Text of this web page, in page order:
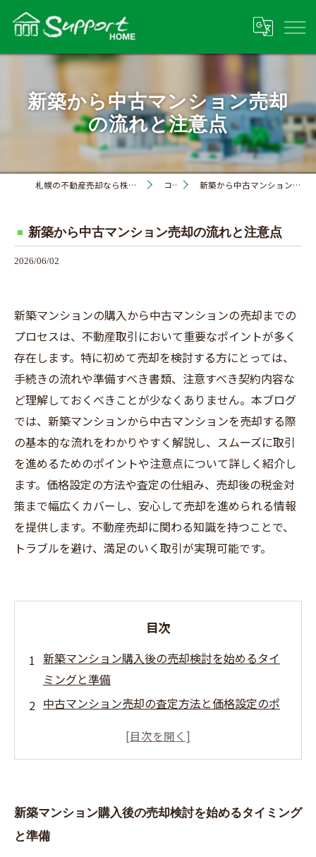
新築から中古マンション売却
の流れと注意点
札幌の不動産売却なら株式会社サポートホーム コラム 新築から中古マンション売却の流れと注意点
新築から中古マンション売却の流れと注意点
2026/06/02
新築マンションの購入から中古マンションの売却までの
プロセスは、不動産取引において重要なポイントが多く
存在します。特に初めて売却を検討する方にとっては、
手続きの流れや準備すべき書類、注意すべき契約内容な
ど理解しておくべきことが少なくありません。本ブログ
では、新築マンションから中古マンションを売却する際
の基本的な流れをわかりやすく解説し、スムーズに取引
を進めるためのポイントや注意点について詳しく紹介し
ます。価格設定の方法や査定の仕組み、売却後の税金対
策まで幅広くカバーし、安心して売却を進められる情報
を提供します。不動産売却に関わる知識を持つことで、
トラブルを避け、満足のいく取引が実現可能です。
目次
新築マンション購入後の売却検討を始めるタイ
ミングと準備
中古マンション売却の査定方法と価格設定のポ
売却活動の進め方と媒介契約の選び方
売却後の税金対策とトラブル防止のためのポイ
ント
新築マンション購入後の売却検討を始めるタイミング
と準備